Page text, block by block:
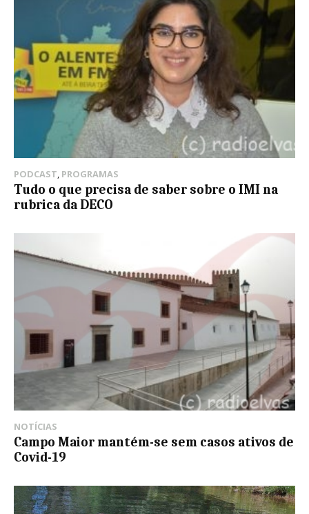
PODCAST PROGRAMAS
Tudo o que precisa de saber sobre o IMI na
rubrica da DECO
NOTÍCIAS
Campo Maior mantém-se sem casos ativos de
Covid-19